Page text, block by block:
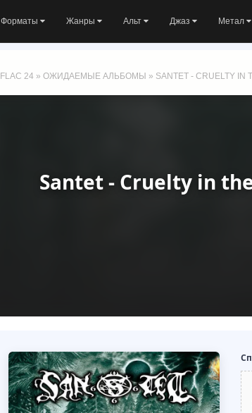
Форматы Жанры Альт Джаз Метал
FLAC 24 » ОЖИДАЕМЫЕ АЛЬБОМЫ » SANTET - CRUELTY IN
Santet - Cruelty in